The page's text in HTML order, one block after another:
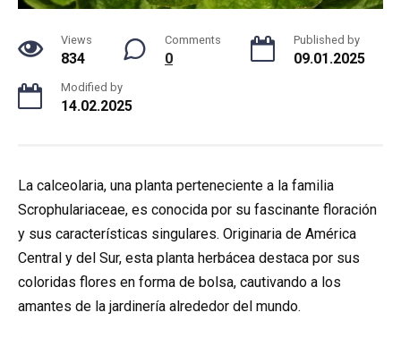
Views
834
Comments
0
Published by
09.01.2025
Modified by
14.02.2025
La calceolaria, una planta perteneciente a la familia
Scrophulariaceae, es conocida por su fascinante floración
y sus características singulares. Originaria de América
Central y del Sur, esta planta herbácea destaca por sus
coloridas flores en forma de bolsa, cautivando a los
amantes de la jardinería alrededor del mundo.